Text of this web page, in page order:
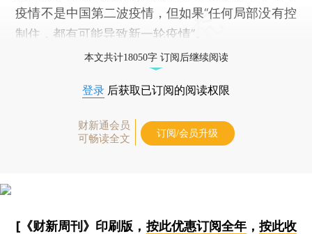
疫情不是中国第二波疫情，但如果“任何局部没有控
制住，都有可能导致新一轮疫情”。
本文共计18050字 订阅后继续阅读
登录 后获取已订阅的阅读权限
财新通会员
可畅读全文
订阅/会员升级
[《财新周刊》印刷版， 按此优惠订阅全年， 按此收